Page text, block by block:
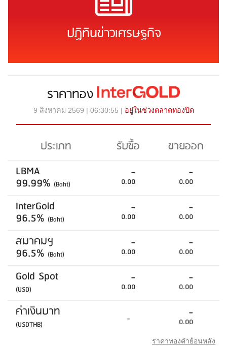
ปฏิทินข่าวเศรษฐกิจ
ราคาทอง
9 สิงหาคม 2569 | 06:30:55 | อยู่ในช่วงตลาดทองปิด
ประเภท รับซื้อ
ขายออก
LBMA
99.99% (Baht)
-
0.00
-
0.00
InterGold
96.5% (Baht)
-
0.00
-
0.00
สมาคมฯ
96.5% (Baht)
-
0.00
-
0.00
Gold Spot
(USD)
-
0.00
-
0.00
ค่าเงินบาท
(USDTHB) - -
0.00
ราคาทองคำย้อนหลัง